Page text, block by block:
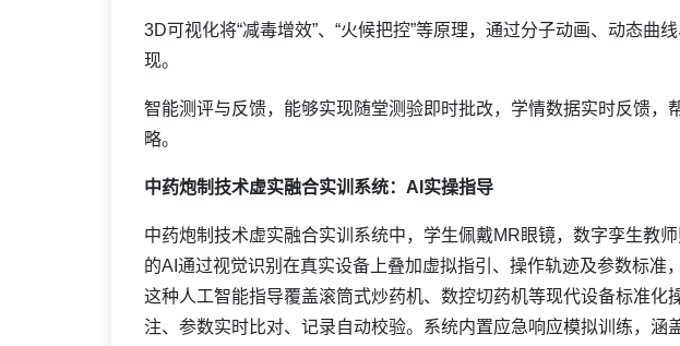
3D可视化将“减毒增效”、“火候把控”等原理，通过分子动画、动态曲
现。
智能测评与反馈，能够实现随堂测验即时批改，学情数据实时反馈，
略。
中药炮制技术虚实融合实训系统：AI实操指导
中药炮制技术虚实融合实训系统中，学生佩戴MR眼镜，数字孪生教
的AI通过视觉识别在真实设备上叠加虚拟指引、操作轨迹及参数标准，
这种人工智能指导覆盖滚筒式炒药机、数控切药机等现代设备标准化
注、参数实时比对、记录自动校验。系统内置应急响应模拟训练，涵